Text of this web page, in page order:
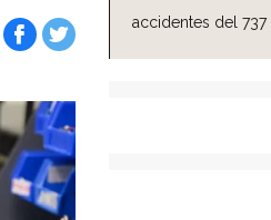
accidentes del 737